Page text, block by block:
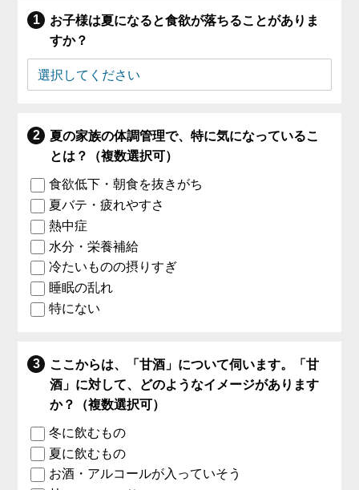
お子様は夏になると食欲が落ちることがありま
すか？
夏の家族の体調管理で、特に気になっているこ
とは？（複数選択可）
食欲低下・朝食を抜きがち
夏バテ・疲れやすさ
熱中症
水分・栄養補給
冷たいものの摂りすぎ
睡眠の乱れ
特にない
ここからは、「甘酒」について伺います。「甘
酒」に対して、どのようなイメージがあります
か？（複数選択可）
冬に飲むもの
夏に飲むもの
お酒・アルコールが入っていそう